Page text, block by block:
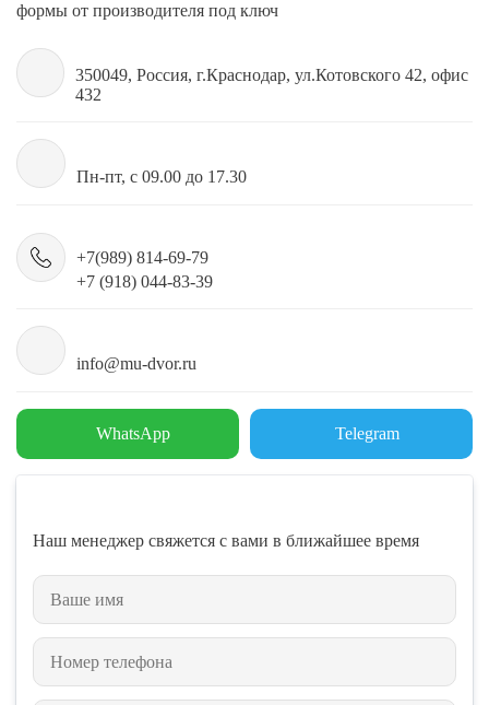
формы от производителя под ключ
350049, Россия, г.Краснодар, ул.Котовского 42, офис
432
Пн-пт, с 09.00 до 17.30
+7(989) 814-69-79
+7 (918) 044-83-39
info@mu-dvor.ru
WhatsApp Telegram
Наш менеджер свяжется с вами в ближайшее время